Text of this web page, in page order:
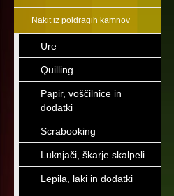
Nakit iz poldragih kamnov
Ure
Quilling
Papir, voščilnice in
dodatki
Scrabooking
Luknjači, škarje skalpeli
Lepila, laki in dodatki